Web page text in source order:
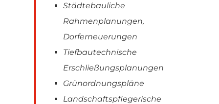
Städtebauliche
Rahmenplanungen,
Dorferneuerungen
Tiefbautechnische
Erschließungsplanungen
Grünordnungspläne
Landschaftspflegerische